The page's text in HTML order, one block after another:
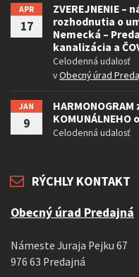
APR
17
ZVEREJNENIE
rozhodnutia o
Nemecká –
kanalizácia a
Celodenná udalosť
vObecný úrad
JAN
9
KOMUNÁLNEHO
Celodenná udalosť
RÝCHLY KONTAKT
Obecný úrad Predajná
Námeste Juraja Pejku 67
976 63 Predajná